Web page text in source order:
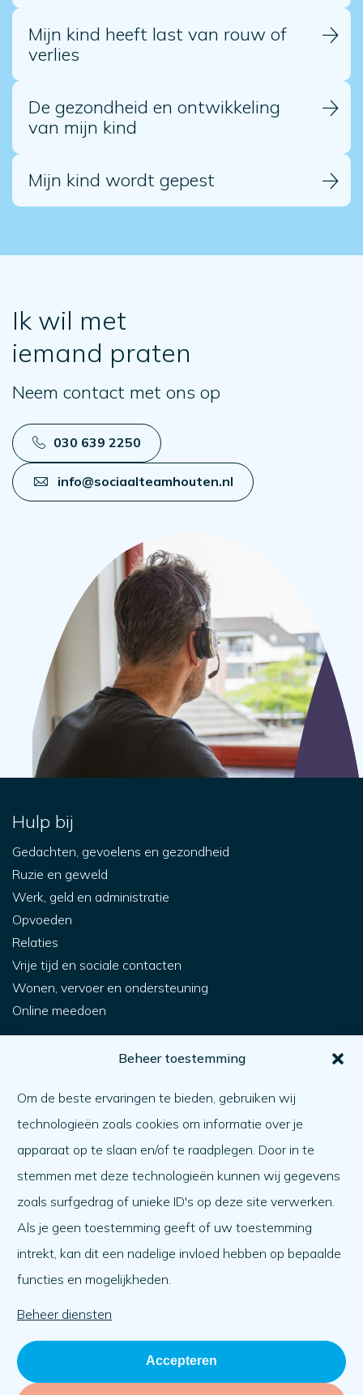
Beheer toestemming
Om de beste ervaringen te bieden, gebruiken wij
technologieën zoals cookies om informatie over je
apparaat op te slaan en/of te raadplegen. Door in te
stemmen met deze technologieën kunnen wij gegevens
zoals surfgedrag of unieke ID's op deze site verwerken.
Als je geen toestemming geeft of uw toestemming
intrekt, kan dit een nadelige invloed hebben op bepaalde
functies en mogelijkheden.
Beheer diensten
Accepteren
Mijn kind heeft last van rouw of
verlies
De gezondheid en ontwikkeling
van mijn kind
Mijn kind wordt gepest
Ik wil met
iemand praten
Neem contact met ons op
030 639 2250
info@sociaalteamhouten.nl
Hulp bij
Gedachten, gevoelens en gezondheid
Ruzie en geweld
Werk, geld en administratie
Opvoeden
Relaties
Vrije tijd en sociale contacten
Wonen, vervoer en ondersteuning
Online meedoen
Wat er speelt
Agenda
Over ons
Over ons
Werken bij
Team